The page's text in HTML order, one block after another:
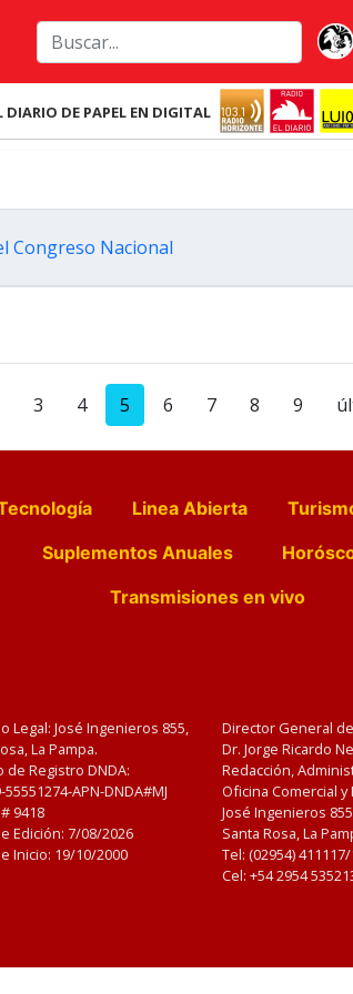
DIARIO DE PAPEL EN DIGITAL
Congreso Nacional
3 4 5 6 7 8 9
Linea Abierta
Suplementos Anuales
Transmisiones en vivo
Legal: José Ingenieros 855,
La Pampa.
de Registro DNDA:
55551274-APN-DNDA#MJ
9418
Edición: 7/08/2026
Inicio: 19/10/2000
Director General
Dr. Jorge Ricardo
Redacción,
Oficina Comercial
José Ingenieros
Santa Rosa, La
Tel: (02954)
Cel: +54 2954